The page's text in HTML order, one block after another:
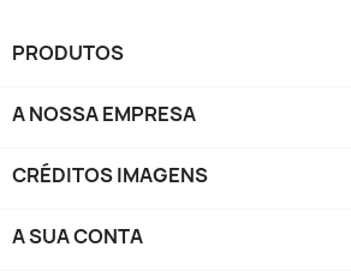
PRODUTOS
A NOSSA EMPRESA
CRÉDITOS IMAGENS
A SUA CONTA